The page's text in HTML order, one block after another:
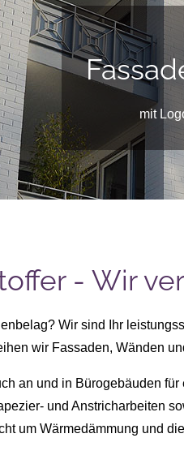
mit
mit Struktur
- Wir
Wir sind Ihr
wir Fassaden, Wänden
an und in Bürogebäuden für
und Anstricharbeiten
um Wärmedämmung und